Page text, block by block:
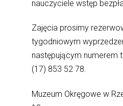
nauczyciele wstęp
Zajęcia prosimy
tygodniowym
następującym numerem
(17) 853 52 78.
Muzeum Okręgowe w